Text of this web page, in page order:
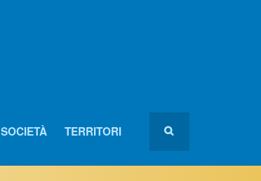
SOCIETÀ TERRITORI